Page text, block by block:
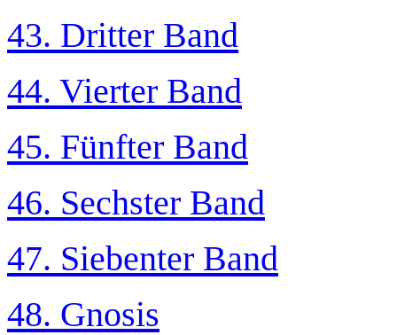
43. Dritter Band
44. Vierter Band
45. Fünfter Band
46. Sechster Band
47. Siebenter Band
48. Gnosis